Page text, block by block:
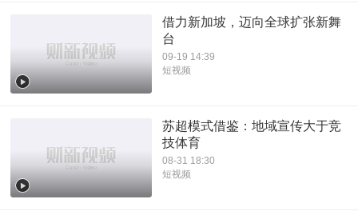
借力新加坡，迈向全球扩张新舞
台
09-19 14:39
短视频
苏超模式借鉴：地域宣传大于竞
技体育
08-31 18:30
短视频